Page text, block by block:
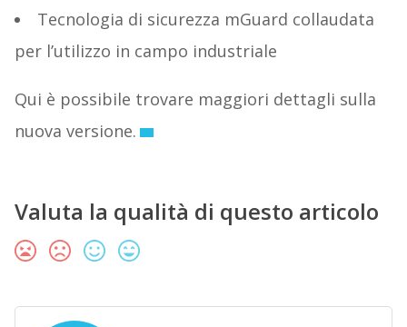
Tecnologia di sicurezza mGuard collaudata
per l’utilizzo in campo industriale
Qui è possibile trovare maggiori dettagli sulla
nuova versione.
Valuta la qualità di questo articolo